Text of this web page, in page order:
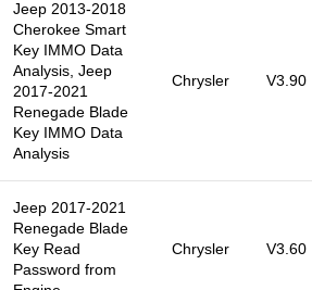
Jeep 2013-2018
Cherokee Smart
Key IMMO Data
Analysis, Jeep
2017-2021
Renegade Blade
Key IMMO Data
Analysis
Chrysler V3.90
Jeep 2017-2021
Renegade Blade
Key Read
Password from
Chrysler V3.60